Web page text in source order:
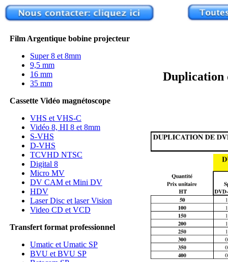
Duplication
Film Argentique bobine projecteur
Super 8 et 8mm
9,5 mm
16 mm
35 mm
Cassette Vidéo magnétoscope
VHS et VHS-C
Vidéo 8, HI 8 et 8mm
S-VHS
D-VHS
TCVHD NTSC
Digital 8
Micro MV
DV CAM et Mini DV
HDV
Laser Disc et laser Vision
Video CD et VCD
Transfert format professionnel
Umatic et Umatic SP
BVU et BVU SP